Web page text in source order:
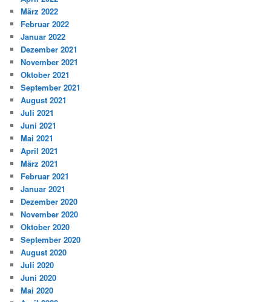
März 2022
Februar 2022
Januar 2022
Dezember 2021
November 2021
Oktober 2021
September 2021
August 2021
Juli 2021
Juni 2021
Mai 2021
April 2021
März 2021
Februar 2021
Januar 2021
Dezember 2020
November 2020
Oktober 2020
September 2020
August 2020
Juli 2020
Juni 2020
Mai 2020